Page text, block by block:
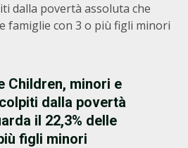
dalla povertà assoluta che
famiglie con 3 o più figli minori
Children, minori e
dalla povertà
il 22,3% delle
figli minori